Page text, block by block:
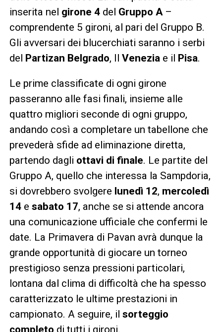
inserita nel girone 4del Gruppo A–
comprendente 5 gironi, al pari del Gruppo B.
Gli avversari dei blucerchiati saranno i serbi
del Partizan Belgrado, Il Venezia e il Pisa.
Le prime classificate di ogni girone
passeranno alle fasi finali, insieme alle
quattro migliori seconde di ogni gruppo,
andando così a completare un tabellone che
prevederà sfide ad eliminazione diretta,
partendo dagli ottavi di finale. Le partite del
Gruppo A, quello che interessa la Sampdoria,
si dovrebbero svolgere lunedì 12, mercoledì
14e sabato 17, anche se si attende ancora
una comunicazione ufficiale che confermi le
date. La Primavera di Pavan avrà dunque la
grande opportunità di giocare un torneo
prestigioso senza pressioni particolari,
lontana dal clima di difficoltà che ha spesso
caratterizzato le ultime prestazioni in
campionato. A seguire, il sorteggio
completo di tutti i gironi.